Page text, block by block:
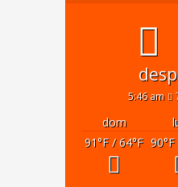
5:46 am
dom
91°F/ 64°F 90°F